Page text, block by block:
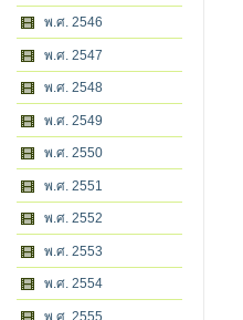
พ.ศ. 2546
พ.ศ. 2547
พ.ศ. 2548
พ.ศ. 2549
พ.ศ. 2550
พ.ศ. 2551
พ.ศ. 2552
พ.ศ. 2553
พ.ศ. 2554
พ.ศ. 2555